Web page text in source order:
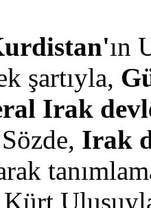
ın
şartıyla,
Irak
Irak
, Kürt